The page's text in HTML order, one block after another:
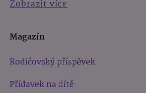
Zobrazit více
Magazín
Rodičovský příspěvek
Přídavek na dítě